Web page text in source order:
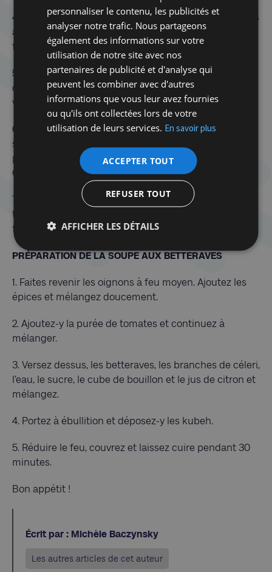
4. Huilez vos mains et prenez un peu de pâte que vous
aplatirez dans la paume de la main mais pas trop
finement car vous allez devoir y déposer la farce.
5. Prenez une càs de la farce et déposez-la au centre
de la pâte qui est dans votre paume et appuyez avec
votre pouce.
6. Rabattez tous les côtés de la pâte sur la farce et
scellez, puis, roulez-là entre les paumes de vos mains
pour qu’elle prenne la forme d’une boulette bien lisse.
Continuez ainsi avec toute la pâte.
7. Si vous avez un excédent de pâte, vous pouvez
toujours façonner des boulettes et les stocker au
freezer.
PRÉPARATION DE LA SOUPE AUX BETTERAVES
1. Faites revenir les oignons à feu moyen. Ajoutez les
épices et mélangez doucement.
2. Ajoutez-y la purée de tomates et continuez à
mélanger.
3. Versez dessus, les betteraves, les branches de céleri,
l’eau, le sucre, le cube de bouillon et le jus de citron et
mélangez.
4. Portez à ébullition et déposez-y les kubeh.
5. Réduire le feu, couvrez et laissez cuire pendant 30
minutes.
Bon appétit !
Écrit par : Michèle Baczynsky
Les autres articles de cet auteur
personnaliser le contenu, les publicités et
analyser notre trafic. Nous partageons
également des informations sur votre
utilisation de notre site avec nos
partenaires de publicité et d'analyse qui
peuvent les combiner avec d'autres
informations que vous leur avez fournies
ou qu'ils ont collectées lors de votre
utilisation de leurs services. En savoir plus
ACCEPTER TOUT
REFUSER TOUT
AFFICHER LES DÉTAILS